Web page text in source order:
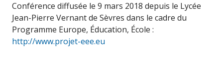
Conférence diffusée le 9 mars 2018 depuis le Lycée
Jean-Pierre Vernant de Sèvres dans le cadre du
Programme Europe, Éducation, École :
http://www.projet-eee.eu